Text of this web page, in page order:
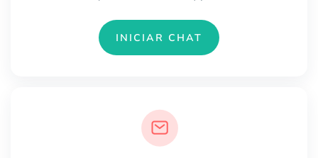
INICIAR CHAT